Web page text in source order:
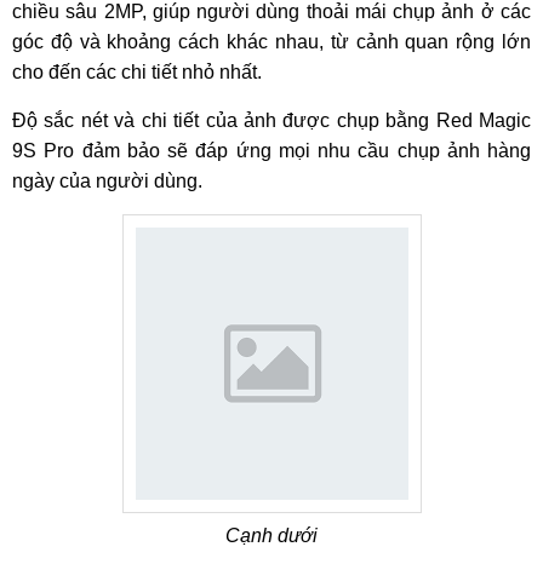
chiều sâu 2MP, giúp người dùng thoải mái chụp ảnh ở các
góc độ và khoảng cách khác nhau, từ cảnh quan rộng lớn
cho đến các chi tiết nhỏ nhất.
Độ sắc nét và chi tiết của ảnh được chụp bằng Red Magic
9S Pro đảm bảo sẽ đáp ứng mọi nhu cầu chụp ảnh hàng
ngày của người dùng.
Cạnh dưới